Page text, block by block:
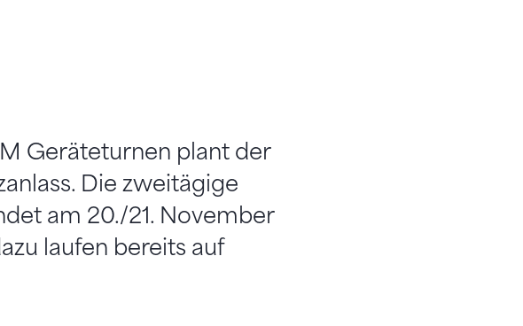
Geräteturnen plant der
Die zweitägige
am 20./21. November
laufen bereits auf